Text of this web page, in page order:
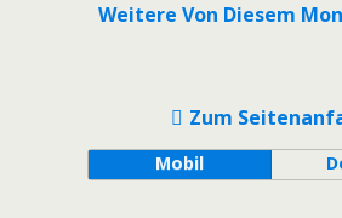
Weitere Von Diesem
Zum
Mobil